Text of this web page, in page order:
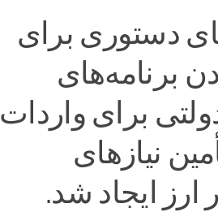
دستوری برای
برنامه‌های
برای واردات
نیازهای
ایجاد شد.